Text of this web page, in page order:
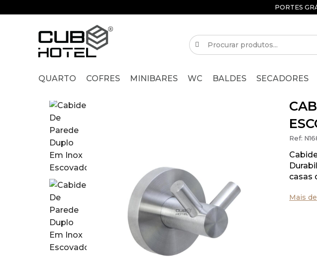
PORTES
QUARTO COFRES MINIBARES WC BALDES SECADORES
Ref:
casas
Mais